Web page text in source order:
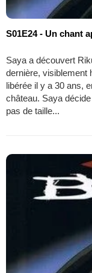
S01E24 - Un chant
Saya a découvert
dernière, visiblement
libérée il y a 30 ans,
château. Saya
pas de taille...